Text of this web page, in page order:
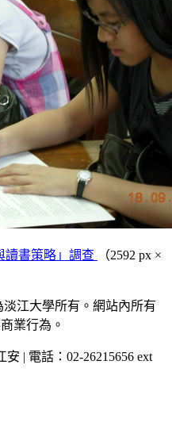
讀書策略」調查
（2592 px ×
江大學所有。網站內所有
業行為。
安 | 電話：02-26215656 ext